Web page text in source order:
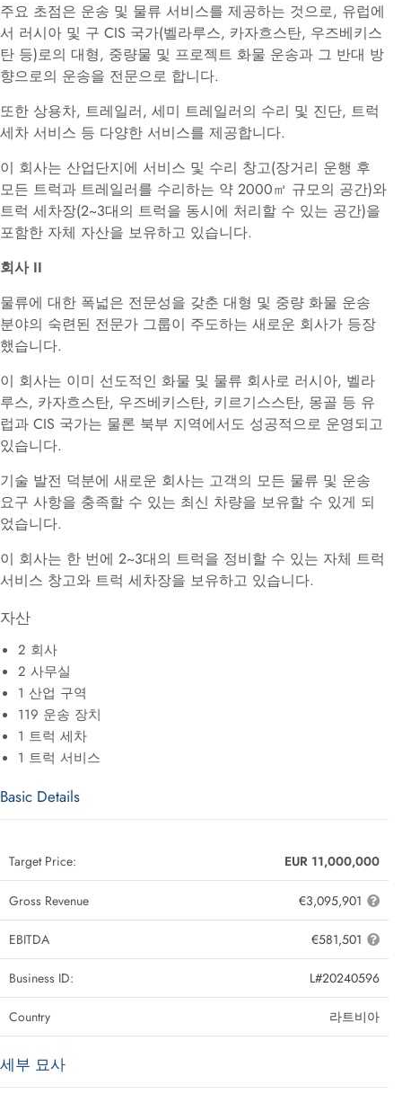
주요 초점은 운송 및 물류 서비스를 제공하는 것으로, 유럽에
서 러시아 및 구 CIS 국가(벨라루스, 카자흐스탄, 우즈베키스
탄 등)로의 대형, 중량물 및 프로젝트 화물 운송과 그 반대 방
향으로의 운송을 전문으로 합니다.
또한 상용차, 트레일러, 세미 트레일러의 수리 및 진단, 트럭
세차 서비스 등 다양한 서비스를 제공합니다.
이 회사는 산업단지에 서비스 및 수리 창고(장거리 운행 후
모든 트럭과 트레일러를 수리하는 약 2000㎡ 규모의 공간)와
트럭 세차장(2~3대의 트럭을 동시에 처리할 수 있는 공간)을
포함한 자체 자산을 보유하고 있습니다.
회사 II
물류에 대한 폭넓은 전문성을 갖춘 대형 및 중량 화물 운송
분야의 숙련된 전문가 그룹이 주도하는 새로운 회사가 등장
했습니다.
이 회사는 이미 선도적인 화물 및 물류 회사로 러시아, 벨라
루스, 카자흐스탄, 우즈베키스탄, 키르기스스탄, 몽골 등 유
럽과 CIS 국가는 물론 북부 지역에서도 성공적으로 운영되고
있습니다.
기술 발전 덕분에 새로운 회사는 고객의 모든 물류 및 운송
요구 사항을 충족할 수 있는 최신 차량을 보유할 수 있게 되
었습니다.
이 회사는 한 번에 2~3대의 트럭을 정비할 수 있는 자체 트럭
서비스 창고와 트럭 세차장을 보유하고 있습니다.
자산
2 회사
2 사무실
1 산업 구역
119 운송 장치
1 트럭 세차
1 트럭 서비스
Basic Details
Target Price: EUR 11,000,000
Gross Revenue €3,095,901
EBITDA €581,501
Business ID: L#20240596
Country 라트비아
세부 묘사